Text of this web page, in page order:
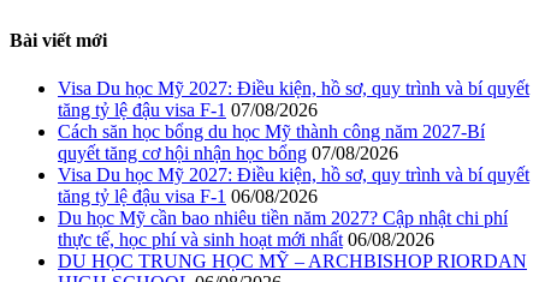
Bài viết mới
Visa Du học Mỹ 2027: Điều kiện, hồ sơ, quy trình và bí quyết
tăng tỷ lệ đậu visa F-1 07/08/2026
Cách săn học bổng du học Mỹ thành công năm 2027-Bí
quyết tăng cơ hội nhận học bổng 07/08/2026
Visa Du học Mỹ 2027: Điều kiện, hồ sơ, quy trình và bí quyết
tăng tỷ lệ đậu visa F-1 06/08/2026
Du học Mỹ cần bao nhiêu tiền năm 2027? Cập nhật chi phí
thực tế, học phí và sinh hoạt mới nhất 06/08/2026
DU HỌC TRUNG HỌC MỸ – ARCHBISHOP RIORDAN